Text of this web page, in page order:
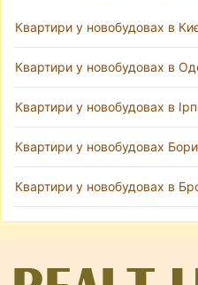
Квартири у новобудовах в
Квартири у новобудовах в
Квартири у новобудовах в
Квартири у новобудовах
Квартири у новобудовах в